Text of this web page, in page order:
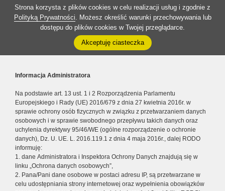
Strona korzysta z plików cookies w celu realizacji usług i zgodnie z
Polityką Prywatności. Możesz określić warunki przechowywania lub
dostępu do plików cookies w Twojej przeglądarce.
Akceptuję ciasteczka
Informacja Administratora
Na podstawie art. 13 ust. 1 i 2 Rozporządzenia Parlamentu
Europejskiego i Rady (UE) 2016/679 z dnia 27 kwietnia 2016r. w
sprawie ochrony osób fizycznych w związku z przetwarzaniem danych
osobowych i w sprawie swobodnego przepływu takich danych oraz
uchylenia dyrektywy 95/46/WE (ogólne rozporządzenie o ochronie
danych), Dz. U. UE. L. 2016.119.1 z dnia 4 maja 2016r., dalej RODO
informuję:
1. dane Administratora i Inspektora Ochrony Danych znajdują się w
linku „Ochrona danych osobowych”,
2. Pana/Pani dane osobowe w postaci adresu IP, są przetwarzane w
celu udostępniania strony internetowej oraz wypełnienia obowiązków